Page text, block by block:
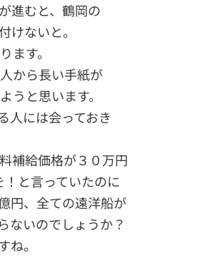
進むと、鶴岡の
けないと。
ます。
から長い手紙が
うと思います。
人には会っておき
補給価格が３０万円
と言っていたのに
円、全ての遠洋船が
ないのでしょうか？
。